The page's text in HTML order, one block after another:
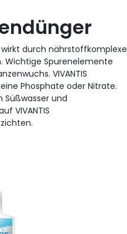
wirkt durch nährstoffkomplexe
Wichtige Spurenelemente
VIVANTIS
Phosphate oder Nitrate.
Süßwasser und
VIVANTIS